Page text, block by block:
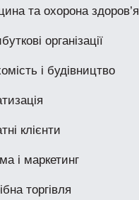
та охорона здоров’я
організації
і будівництво
клієнти
і маркетинг
торгівля